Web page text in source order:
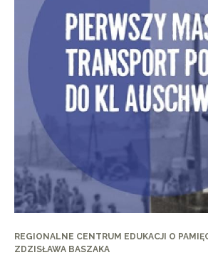
REGIONALNE CENTRUM EDUKACJI O
ZDZISŁAWA BASZAKA